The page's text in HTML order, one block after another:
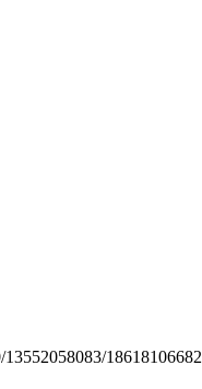
18618106682